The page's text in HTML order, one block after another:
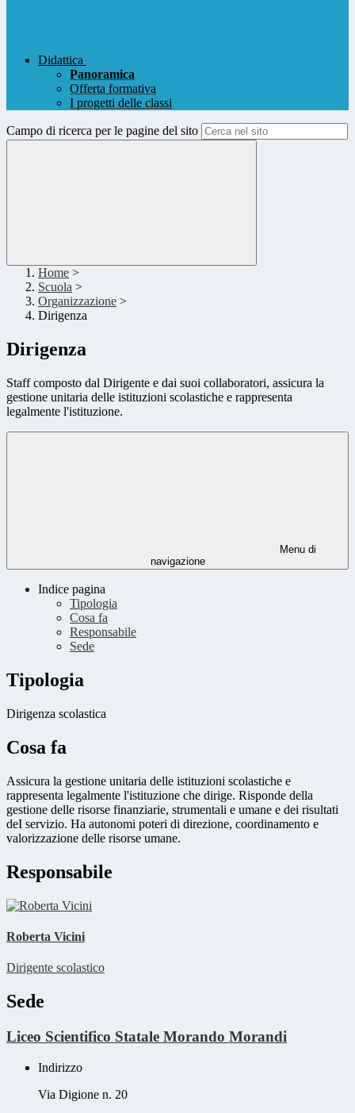
Didattica
Panoramica
Offerta formativa
I progetti delle classi
Campo di ricerca per le pagine del sito
Home >
Scuola >
Organizzazione >
Dirigenza
Dirigenza
Staff composto dal Dirigente e dai suoi collaboratori, assicura la
gestione unitaria delle istituzioni scolastiche e rappresenta
legalmente l'istituzione.
Menu di
navigazione
Indice pagina
Tipologia
Cosa fa
Responsabile
Sede
Tipologia
Dirigenza scolastica
Cosa fa
Assicura la gestione unitaria delle istituzioni scolastiche e
rappresenta legalmente l'istituzione che dirige. Risponde della
gestione delle risorse finanziarie, strumentali e umane e dei risultati
deI servizio. Ha autonomi poteri di direzione, coordinamento e
valorizzazione delle risorse umane.
Responsabile
Roberta Vicini
Dirigente scolastico
Sede
Liceo Scientifico Statale Morando Morandi
Indirizzo
Via Digione n. 20